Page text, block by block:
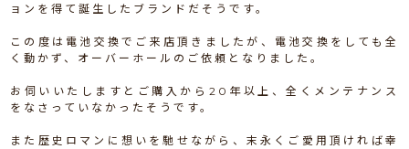
ョンを得て誕生したブランドだそうです。
この度は電池交換でご来店頂きましたが、電池交換をしても全
く動かず、オーバーホールのご依頼となりました。
お伺いいたしますとご購入から20年以上、全くメンテナンス
をなさっていなかったそうです。
また歴史ロマンに想いを馳せながら、末永くご愛用頂ければ幸